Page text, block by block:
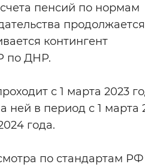
пенсий по нормам
контингент
по ДНР.
с 1 марта 2023
ней в период с 1 марта
года.
по стандартам РФ